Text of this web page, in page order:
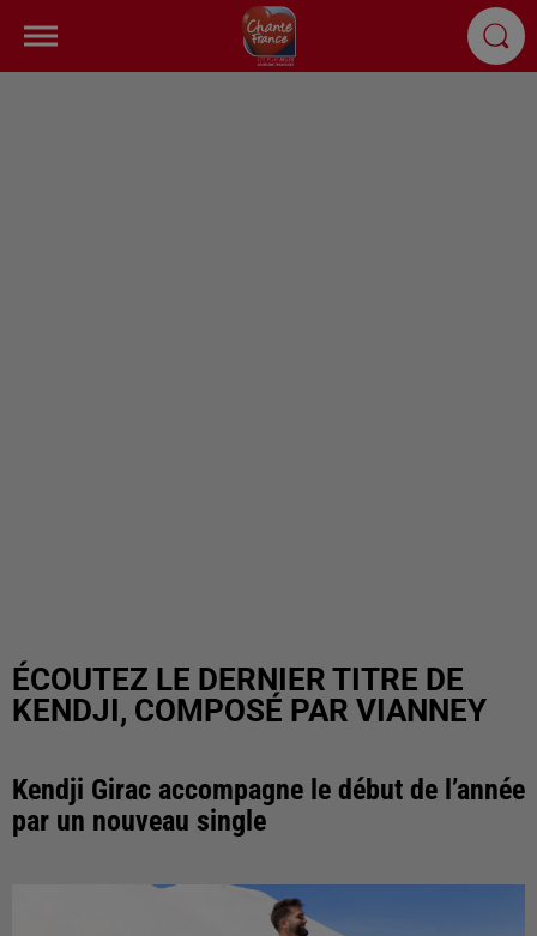
ÉCOUTEZ LE DERNIER TITRE DE
KENDJI, COMPOSÉ PAR VIANNEY
Kendji Girac accompagne le début de l’année
par un nouveau single